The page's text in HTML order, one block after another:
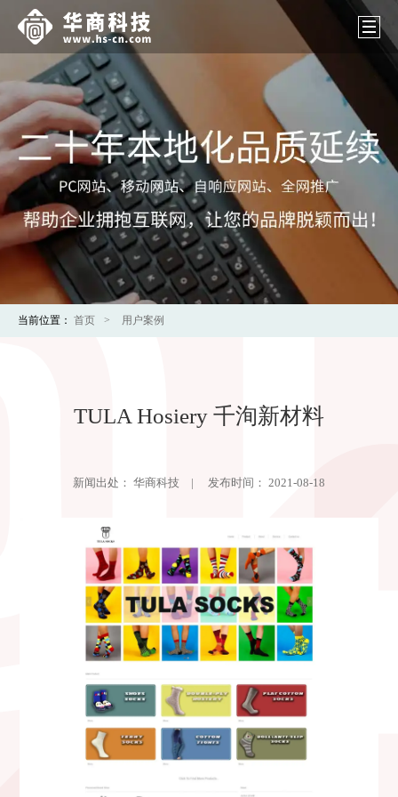
当前位置： 首页 用户案例
TULA Hosiery 千洵新材料
新闻出处： 华商科技 | 发布时间： 2021-08-18